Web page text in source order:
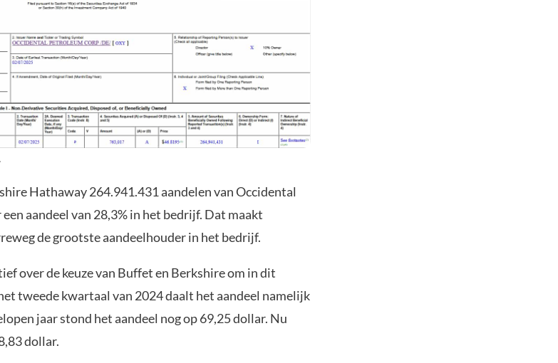
Hathaway 264.941.431 aandelen van Occidental
aandeel van 28,3% in het bedrijf. Dat maakt
de grootste aandeelhouder in het bedrijf.
over de keuze van Buffet en Berkshire om in dit
tweede kwartaal van 2024 daalt het aandeel namelijk
jaar stond het aandeel nog op 69,25 dollar. Nu
dollar.